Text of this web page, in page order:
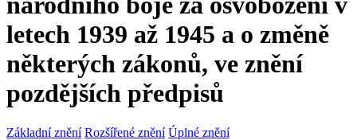
letech 1939 až 1945 a o změně
některých zákonů, ve znění
pozdějších předpisů
Základní znění Rozšířené znění Úplné znění